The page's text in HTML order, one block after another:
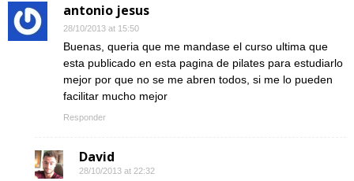
antonio jesus
28/10/2013 at 15:50
Buenas, queria que me mandase el curso ultima que
esta publicado en esta pagina de pilates para estudiarlo
mejor por que no se me abren todos, si me lo pueden
facilitar mucho mejor
Responder
David
28/10/2013 at 22:32